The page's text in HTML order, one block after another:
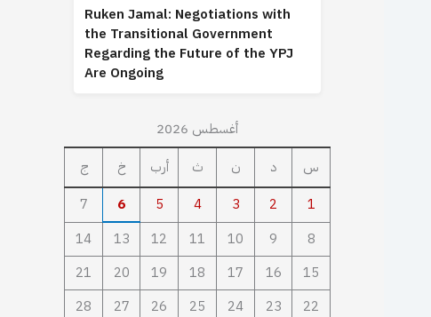
Ruken Jamal: Negotiations with
the Transitional Government
Regarding the Future of the YPJ
Are Ongoing
أغسطس 2026
س
د ن ث أرب خ
ج
1
2
3
4
5
6
7
8
9
10
11
12
13
14
15
16
17
18
19
20
21
22
23
24
25
26
27
28